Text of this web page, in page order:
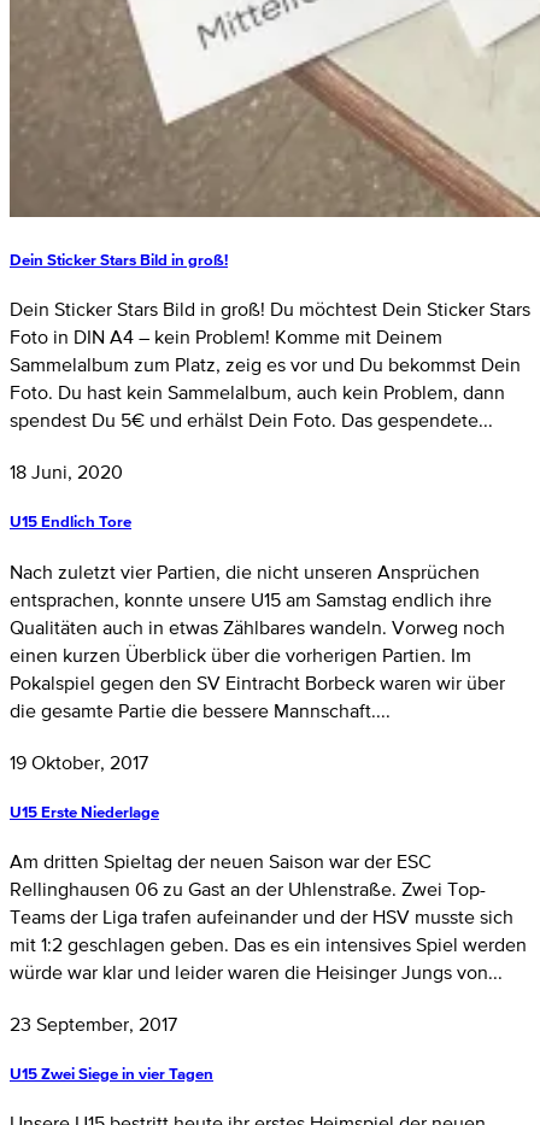
Dein Sticker Stars Bild in groß!
Dein Sticker Stars Bild in groß! Du möchtest Dein Sticker Stars
Foto in DIN A4 – kein Problem! Komme mit Deinem
Sammelalbum zum Platz, zeig es vor und Du bekommst Dein
Foto. Du hast kein Sammelalbum, auch kein Problem, dann
spendest Du 5€ und erhälst Dein Foto. Das gespendete...
18 Juni, 2020
U15 Endlich Tore
Nach zuletzt vier Partien, die nicht unseren Ansprüchen
entsprachen, konnte unsere U15 am Samstag endlich ihre
Qualitäten auch in etwas Zählbares wandeln. Vorweg noch
einen kurzen Überblick über die vorherigen Partien. Im
Pokalspiel gegen den SV Eintracht Borbeck waren wir über
die gesamte Partie die bessere Mannschaft....
19 Oktober, 2017
U15 Erste Niederlage
Am dritten Spieltag der neuen Saison war der ESC
Rellinghausen 06 zu Gast an der Uhlenstraße. Zwei Top-
Teams der Liga trafen aufeinander und der HSV musste sich
mit 1:2 geschlagen geben. Das es ein intensives Spiel werden
würde war klar und leider waren die Heisinger Jungs von...
23 September, 2017
U15 Zwei Siege in vier Tagen